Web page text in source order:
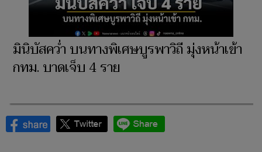
มินิบัสคว่ำ บนทางพิเศษบูรพาวิถี มุ่งหน้าเข้า
กทม. บาดเจ็บ 4 ราย